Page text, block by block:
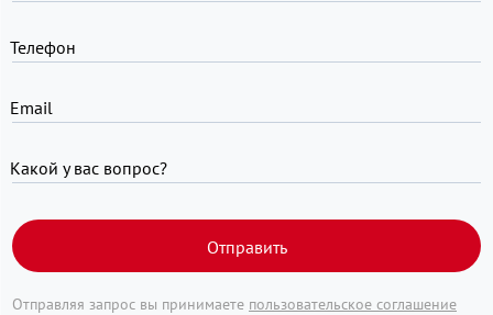
Телефон
Email
Какой у вас вопрос?
Отправить
Отправляя запрос вы принимаете пользовательское соглашение